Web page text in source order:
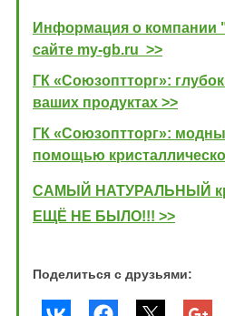
Информация о компании
сайте my-gb.ru >>
ГК «Союзоптторг»:
ваших продуктах >>
ГК «Союзоптторг»:
помощью
САМЫЙ НАТУРАЛЬНЫЙ
ЕЩЁ НЕ БЫЛО!!! >>
Поделиться с друзьями: